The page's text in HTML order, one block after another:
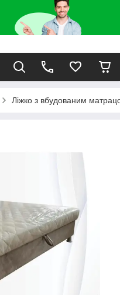
Ліжко з вбудованим